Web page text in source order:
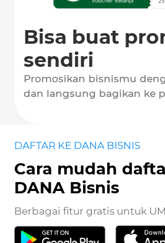
Bisa buat
sendiri
Promosikan bisnismu
dan langsung bagikan ke
DAFTAR KE DANA BISNIS
Cara mudah
DANA Bisnis
Berbagai fitur gratis untuk